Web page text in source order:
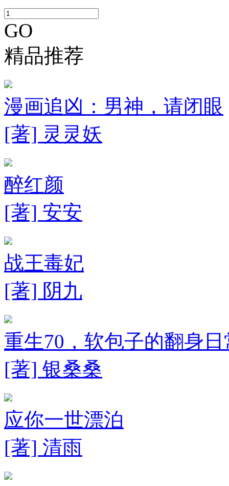
GO
精品推荐
漫画追凶：男神，请闭眼
[著] 灵灵妖
醉红颜
[著] 安安
战王毒妃
[著] 阴九
重生70，软包子的翻身日
[著] 银桑桑
应你一世漂泊
[著] 清雨